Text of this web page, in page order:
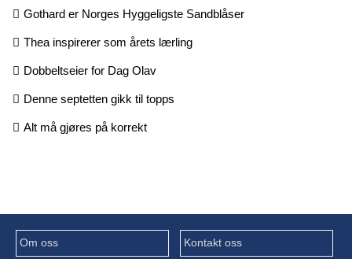
Gothard er Norges Hyggeligste Sandblåser
Thea inspirerer som årets lærling
Dobbeltseier for Dag Olav
Denne septetten gikk til topps
Alt må gjøres på korrekt
Om oss Kontakt oss